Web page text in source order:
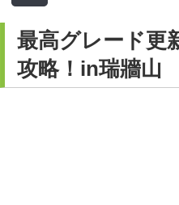
最高グレード更
攻略！in瑞牆山